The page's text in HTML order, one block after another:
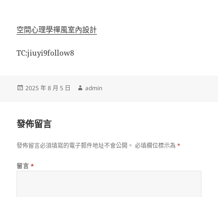
空間心理學禪風室內設計
TC:jiuyi9follow8
發
2025 年 8 月 5 日
作
admin
發佈留言
發佈留言必須填寫的電子郵件地址不會公開。 必填欄位標示為*
留言 *